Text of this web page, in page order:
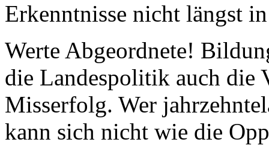
Erkenntnisse nicht längst
Werte Abgeordnete!
die Landespolitik auch die
Misserfolg. Wer
kann sich nicht wie die